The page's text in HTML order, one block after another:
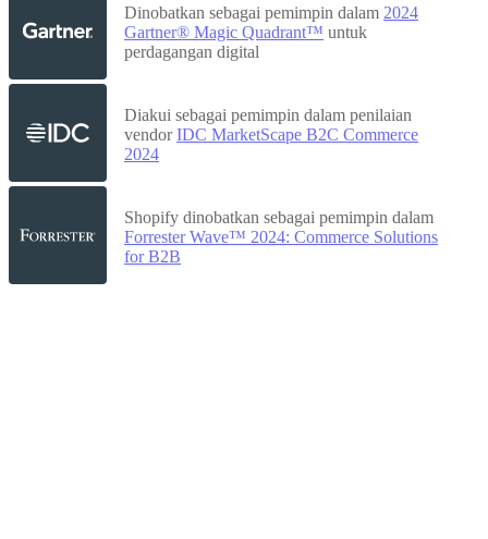
Dinobatkan sebagai pemimpin dalam 2024
Gartner® Magic Quadrant™ untuk
perdagangan digital
Diakui sebagai pemimpin dalam penilaian
vendorIDC MarketScape B2C Commerce
2024
Shopify dinobatkan sebagai pemimpin dalam
Forrester Wave™ 2024: Commerce Solutions
for B2B